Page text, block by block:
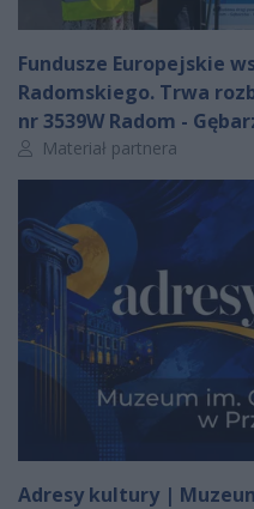
Fundusze Europejskie
Radomskiego. Trwa
nr 3539W Radom -
Autor artykułu:
Materiał partnera
Adresy kultury |